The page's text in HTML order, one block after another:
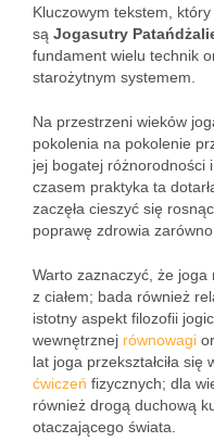
Kluczowym tekstem, który
są Jogasutry
fundament wielu technik
starożytnym systemem.
Na przestrzeni wieków
pokolenia na pokolenie
jej bogatej różnorodności
czasem praktyka ta
zaczęła cieszyć się
poprawę zdrowia
Warto zaznaczyć, że
z ciałem; bada również
istotny aspekt filozofii
wewnętrznej równowagi
lat joga przekształciła
ćwiczeń fizycznych; dla
również drogą duchową
otaczającego świata.